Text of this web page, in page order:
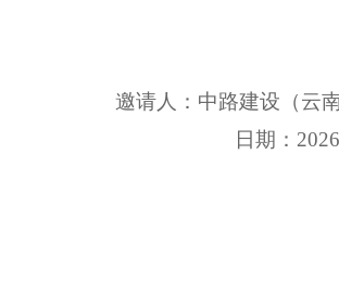
邀请人：中路建设（云
日期： 2026